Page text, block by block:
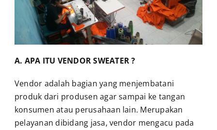
A. APA ITU VENDOR SWEATER ?
Vendor adalah bagian yang menjembatani
produk dari produsen agar sampai ke tangan
konsumen atau perusahaan lain. Merupakan
pelayanan dibidang jasa, vendor mengacu pada